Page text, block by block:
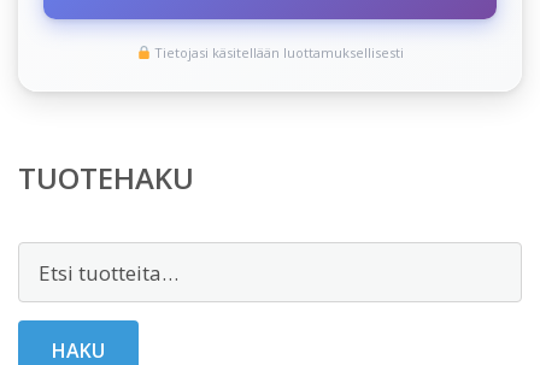
Tietojasi käsitellään luottamuksellisesti
TUOTEHAKU
HAKU